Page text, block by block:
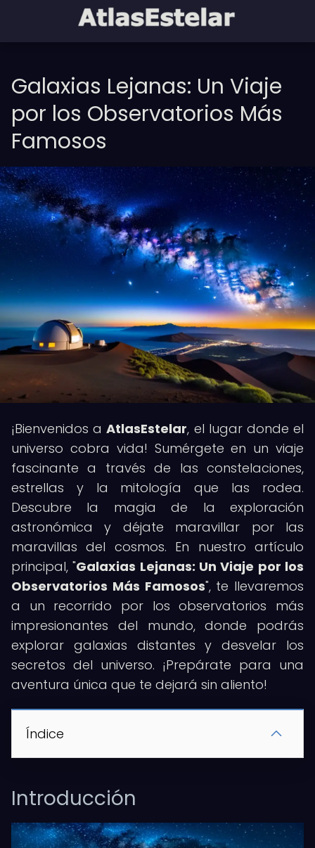
Galaxias Lejanas: Un Viaje
por los Observatorios Más
Famosos
¡Bienvenidos aAtlasEstelar, el lugar donde el
universo cobra vida! Sumérgete en un viaje
fascinante a través de las constelaciones,
estrellas y la mitología que las rodea.
Descubre la magia de la exploración
astronómica y déjate maravillar por las
maravillas del cosmos. En nuestro artículo
principal, "Galaxias Lejanas: Un Viaje por los
Observatorios Más Famosos", te llevaremos
a un recorrido por los observatorios más
impresionantes del mundo, donde podrás
explorar galaxias distantes y desvelar los
secretos del universo. ¡Prepárate para una
aventura única que te dejará sin aliento!
Índice
Introducción